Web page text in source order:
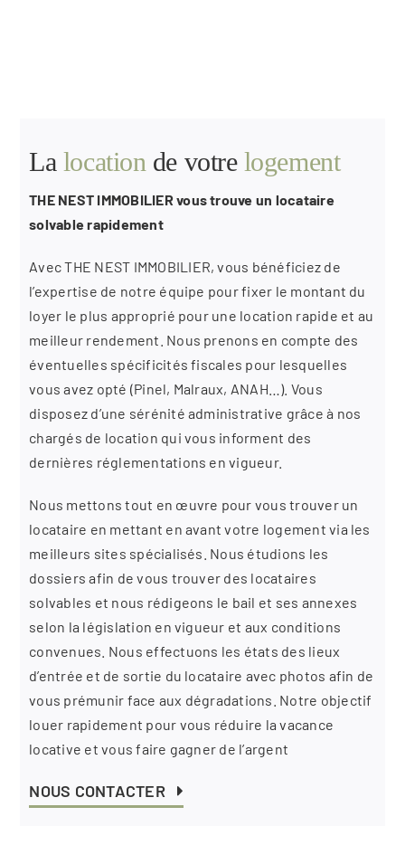
La location de votre logement
THE NEST IMMOBILIER vous trouve un locataire
solvable rapidement
Avec THE NEST IMMOBILIER, vous bénéficiez de
l’expertise de notre équipe pour fixer le montant du
loyer le plus approprié pour une location rapide et au
meilleur rendement. Nous prenons en compte des
éventuelles spécificités fiscales pour lesquelles
vous avez opté (Pinel, Malraux, ANAH…). Vous
disposez d’une sérénité administrative grâce à nos
chargés de location qui vous informent des
dernières réglementations en vigueur.
Nous mettons tout en œuvre pour vous trouver un
locataire en mettant en avant votre logement via les
meilleurs sites spécialisés. Nous étudions les
dossiers afin de vous trouver des locataires
solvables et nous rédigeons le bail et ses annexes
selon la législation en vigueur et aux conditions
convenues. Nous effectuons les états des lieux
d’entrée et de sortie du locataire avec photos afin de
vous prémunir face aux dégradations. Notre objectif
louer rapidement pour vous réduire la vacance
locative et vous faire gagner de l’argent
NOUS CONTACTER